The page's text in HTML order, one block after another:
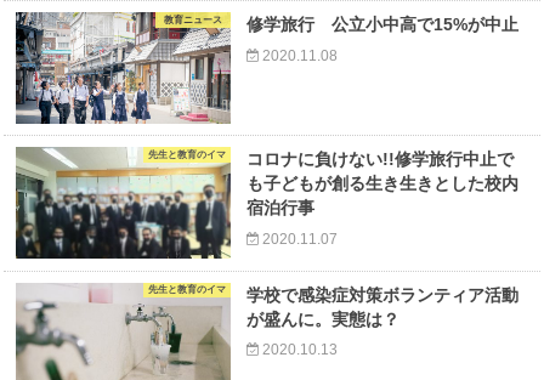
教育ニュース 修学旅行 公立小中高で15%が中止
2020.11.08
先生と教育のイマ
コロナに負けない!!修学旅行中止で
も子どもが創る生き生きとした校内
宿泊行事
2020.11.07
先生と教育のイマ
学校で感染症対策ボランティア活動
が盛んに。実態は？
2020.10.13